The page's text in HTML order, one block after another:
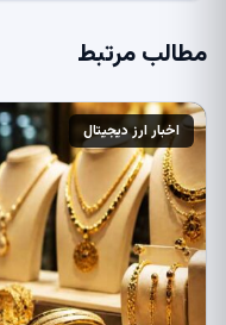
مطالب مرتبط
اخبار ارز دیجیتال